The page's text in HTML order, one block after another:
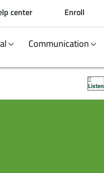
center Enroll
Communication
Listen